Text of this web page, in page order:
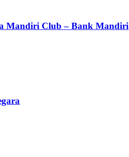
Mandiri Club – Bank Mandiri